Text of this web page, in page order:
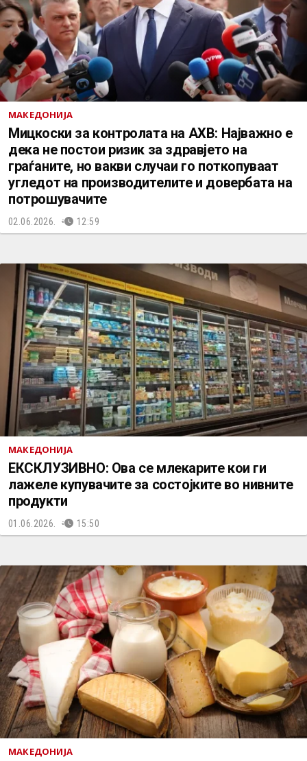
МАКЕДОНИЈА
Мицкоски за контролата на АХВ: Најважно е
дека не постои ризик за здравјето на
граѓаните, но вакви случаи го поткопуваат
угледот на производителите и довербата на
потрошувачите
02.06.2026. 12:59
МАКЕДОНИЈА
ЕКСКЛУЗИВНО: Ова се млекарите кои ги
лажеле купувачите за состојките во нивните
продукти
01.06.2026. 15:50
МАКЕДОНИЈА